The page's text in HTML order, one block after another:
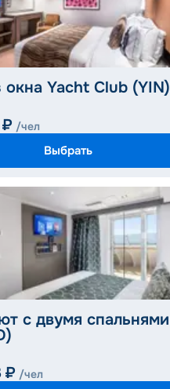
Yacht Club (YIN)
₽ /чел
Выбрать
с двумя спальнями
₽ /чел